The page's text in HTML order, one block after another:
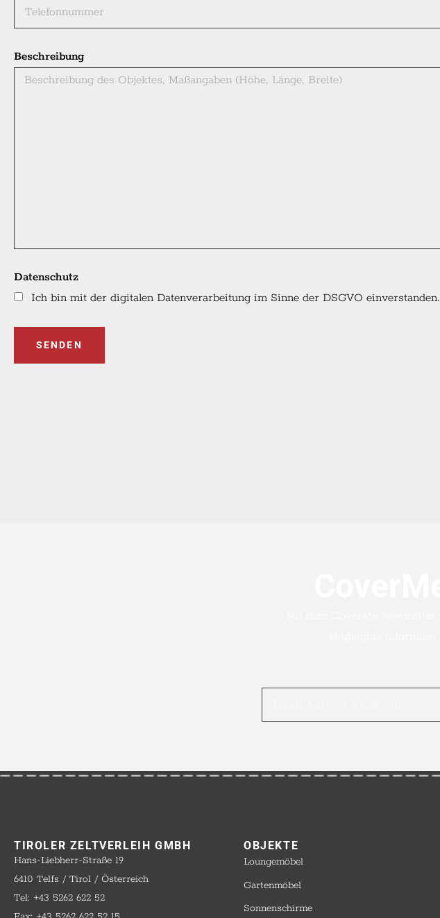
Beschreibung
Datenschutz
Ich bin mit der digitalen Datenverarbeitung im Sinne der DSGVO einverstanden.
SENDEN
TIROLER ZELTVERLEIH GMBH
Hans-Liebherr-Straße 19
6410 Telfs / Tirol / Österreich
Tel: +43 5262 622 52
OBJEKTE​
Loungemöbel
Gartenmöbel
Sonnenschirme